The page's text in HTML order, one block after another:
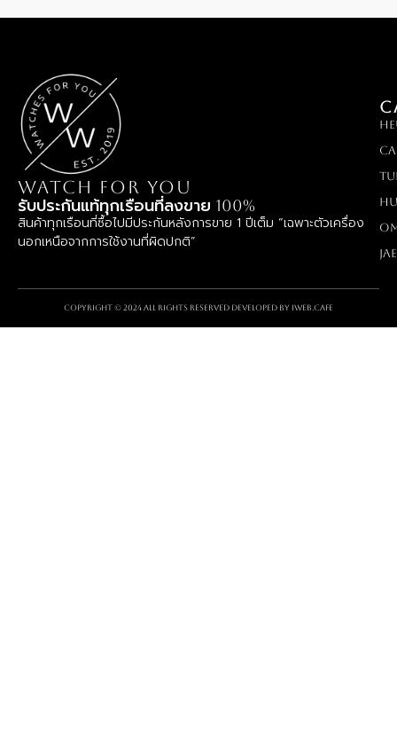
WATCH FOR YOU
รับประกันแท้ทุกเรือนที่ลงขาย 100%
สินค้าทุกเรือนที่ซื้อไปมีประกันหลังการขาย 1 ปีเต็ม “เฉพาะตัวเครื่อง
นอกเหนือจากการใช้งานที่ผิดปกติ”
Copyright © 2024 All rights reserved Developed by iWeb.cafe